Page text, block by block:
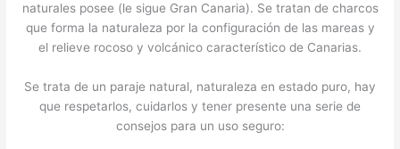
naturales posee (le sigue Gran Canaria). Se tratan de charcos
que forma la naturaleza por la configuración de las mareas y
el relieve rocoso y volcánico característico de Canarias.
Se trata de un paraje natural, naturaleza en estado puro, hay
que respetarlos, cuidarlos y tener presente una serie de
consejos para un uso seguro: